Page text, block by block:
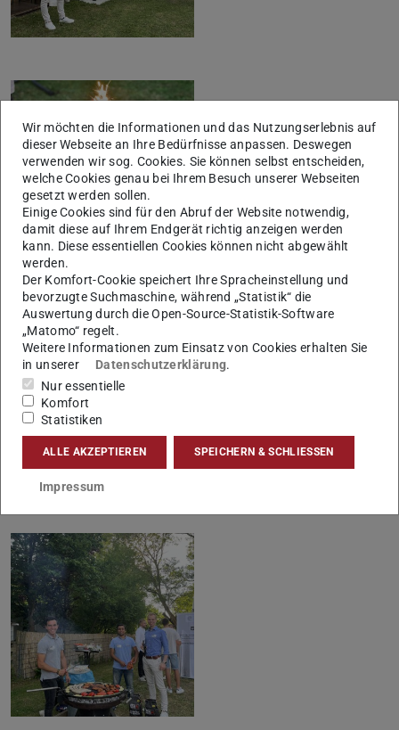
Wir möchten die Informationen und das Nutzungserlebnis auf
dieser Webseite an Ihre Bedürfnisse anpassen. Deswegen
verwenden wir sog. Cookies. Sie können selbst entscheiden,
welche Cookies genau bei Ihrem Besuch unserer Webseiten
gesetzt werden sollen.
Einige Cookies sind für den Abruf der Website notwendig,
damit diese auf Ihrem Endgerät richtig anzeigen werden
kann. Diese essentiellen Cookies können nicht abgewählt
werden.
Der Komfort-Cookie speichert Ihre Spracheinstellung und
bevorzugte Suchmaschine, während „Statistik“ die
Auswertung durch die Open-Source-Statistik-Software
„Matomo“ regelt.
Weitere Informationen zum Einsatz von Cookies erhalten Sie
in unserer
Datenschutzerklärung.
Nur essentielle
Komfort
Statistiken
ALLE AKZEPTIEREN SPEICHERN & SCHLIESSEN
Impressum